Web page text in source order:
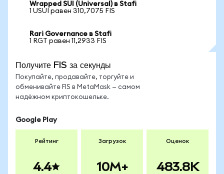
Wrapped SUI (Universal) в Stafi
1 USUI равен 310,7075 FIS
Rari Governance в Stafi
1 RGT равен 11,2933 FIS
Получите FIS за секунды
Покупайте, продавайте, торгуйте и
обменивайте FIS в MetaMask — самом
надёжном криптокошельке.
Google Play
Рейтинг
4.4
Загрузок
10M+
Оценок
483.8K